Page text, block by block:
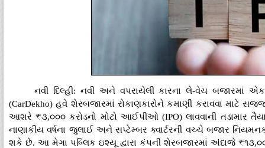
નવી દિલ્હી: નવી અને વપરાયેલી કારના લે-વેચ બજારમાં
(CarDekho) હવે શેરબજારમાં રોકાણકારોને કમાણી કરાવવા માટે
આશરે ₹૩,૦૦૦ કરોડનો મોટો આઈપીઓ (IPO) લાવવાની તડામાર
નાણાકીય વર્ષના જુલાઈ અને સપ્ટેમ્બર ક્વાર્ટરની વચ્ચે બજાર
શકે છે. આ મેગા પબ્લિક ઇશ્યૂ દ્વારા કંપની શેરબજારમાં અંદાજે